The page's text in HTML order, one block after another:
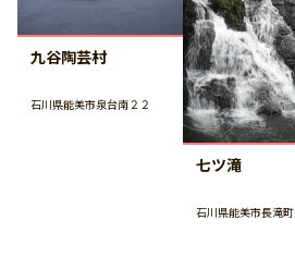
九谷陶芸村
石川県能美市泉台南２２
七ツ滝
石川県能美市長滝町